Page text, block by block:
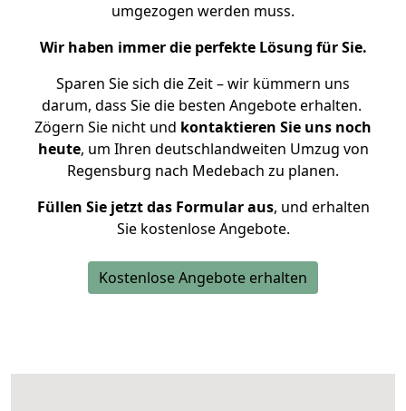
umgezogen werden muss.
Wir haben immer die perfekte Lösung für Sie.
Sparen Sie sich die Zeit – wir kümmern uns
darum, dass Sie die besten Angebote erhalten.
Zögern Sie nicht und kontaktieren Sie uns noch
heute, um Ihren deutschlandweiten Umzug von
Regensburg nach Medebach zu planen.
Füllen Sie jetzt das Formular aus, und erhalten
Sie kostenlose Angebote.
Kostenlose Angebote erhalten